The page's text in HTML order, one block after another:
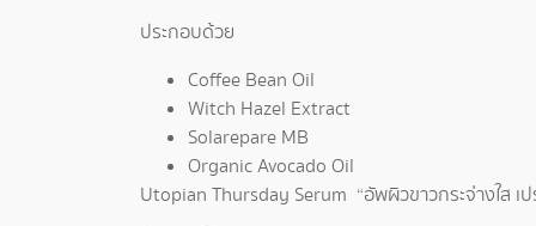
ประกอบด้วย
Coffee Bean Oil
Witch Hazel Extract
Solarepare MB
Organic Avocado Oil
Utopian Thursday Serum “อัพผิวขาวกระจ่างใส เ